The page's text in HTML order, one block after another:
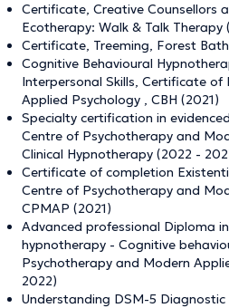
Certificate, Creative Counsellors
Ecotherapy: Walk & Talk Therapy
Certificate, Treeming, Forest
Cognitive Behavioural
Interpersonal Skills, Certificate
Applied Psychology , CBH (2021)
Specialty certification in
Centre of Psychotherapy and
Clinical Hypnotherapy (2022 -
Certificate of completion
Centre of Psychotherapy and
CPMAP (2021)
Advanced professional Diploma
hypnotherapy - Cognitive
Psychotherapy and Modern
2022)
Understanding DSM-5